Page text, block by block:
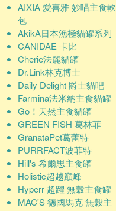
AIXIA 愛喜雅 妙喵主食軟
包
AkikA日本漁極貓罐系列
CANIDAE 卡比
Cherie法麗貓罐
Dr.Link林克博士
Daily Delight 爵士貓吧
Farmina法米納主食貓罐
Go！天然主食貓罐
GREEN FISH 葛林菲
GranataPet葛蕾特
PURRFACT波菲特
Hill's 希爾思主食罐
Holistic超越巔峰
Hyperr 超躍 無穀主食罐
MAC'S 德國馬克 無穀主